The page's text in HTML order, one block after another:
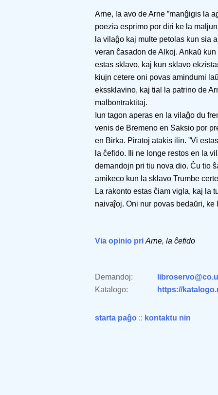
Arne, la avo de Arne ”manĝigis la
poezia esprimo por diri ke la
la vilaĝo kaj multe petolas kun sia
veran ĉasadon de Alkoj. Ankaŭ
estas sklavo, kaj kun sklavo
kiujn cetere oni povas amindumi
ekssklavino, kaj tial la patrino de
malbontraktitaj.
Iun tagon aperas en la vilaĝo du
venis de Bremeno en Saksio por
en Birka. Piratoj atakis ilin. ”Vi
la ĉefido. Ili ne longe restos en la
demandojn pri tiu nova dio. Ĉu tio
amikeco kun la sklavo Trumbe
La rakonto estas ĉiam vigla, kaj la
naivaĵoj. Oni nur povas bedaŭri, ke
Via opinio pri Arne, la ĉefido
Demandoj:
Katalogo:
https://
starta paĝo :: kontaktu nin